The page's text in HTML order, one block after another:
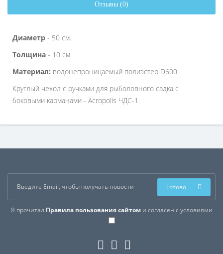
Отзывы (0)
Диаметр - 50 см.
Толщина - 10 см.
Материал: водонепроницаемый полиэстер D600.
Круглый чехол с ручками для рыболовного садка с
боковыми карманами - Acropolis ЧДС-1.
Я прочитал Правила пользования сайтоми согласен с условиями
Готово